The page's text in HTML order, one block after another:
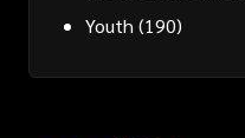
Youth (190)